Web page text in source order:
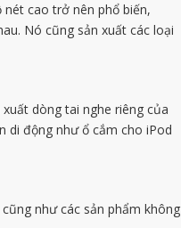
cao trở nên phổ biến,
Nó cũng sản xuất các loại
dòng tai nghe riêng của
di động như ổ cắm cho iPod
như các sản phẩm không